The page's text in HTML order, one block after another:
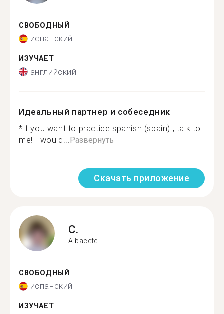
СВОБОДНЫЙ
испанский
ИЗУЧАЕТ
английский
Идеальный партнер и собеседник
*If you want to practice spanish (spain) , talk to
me! I would... Развернуть
Скачать приложение
C.
Albacete
СВОБОДНЫЙ
испанский
ИЗУЧАЕТ